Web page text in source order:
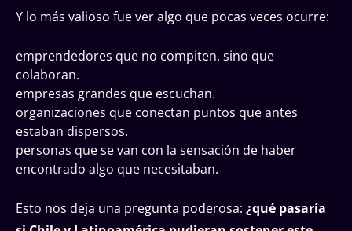
Y lo más valioso fue ver algo que pocas veces ocurre:
emprendedores que no compiten, sino que
colaboran.
empresas grandes que escuchan.
organizaciones que conectan puntos que antes
estaban dispersos.
personas que se van con la sensación de haber
encontrado algo que necesitaban.
Esto nos deja una pregunta poderosa: ¿qué pasaría